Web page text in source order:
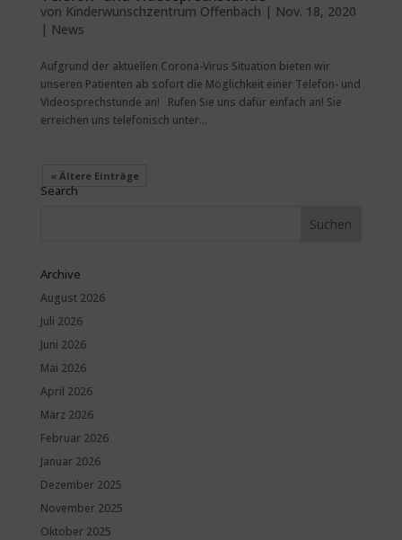
von Kinderwunschzentrum Offenbach | Nov. 18, 2020
| News
Aufgrund der aktuellen Corona-Virus Situation bieten wir
unseren Patienten ab sofort die Möglichkeit einer Telefon- und
Videosprechstunde an! Rufen Sie uns dafür einfach an! Sie
erreichen uns telefonisch unter...
« Ältere Einträge
Search
Archive
August 2026
Juli 2026
Juni 2026
Mai 2026
April 2026
März 2026
Februar 2026
Januar 2026
Dezember 2025
November 2025
Oktober 2025